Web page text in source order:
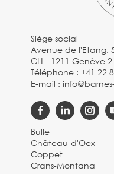
Siège social
Avenue de l'Etang,
CH - 1211 Genève 2
Téléphone :+41 22
E-mail :
Bulle
Château-d'Oex
Coppet
Crans-Montana